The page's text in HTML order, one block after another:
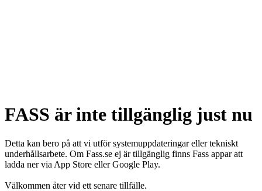
FASS är inte tillgänglig just nu
Detta kan bero på att vi utför systemuppdateringar eller tekniskt
underhållsarbete. Om Fass.se ej är tillgänglig finns Fass appar att
ladda ner via App Store eller Google Play.
Välkommen åter vid ett senare tillfälle.